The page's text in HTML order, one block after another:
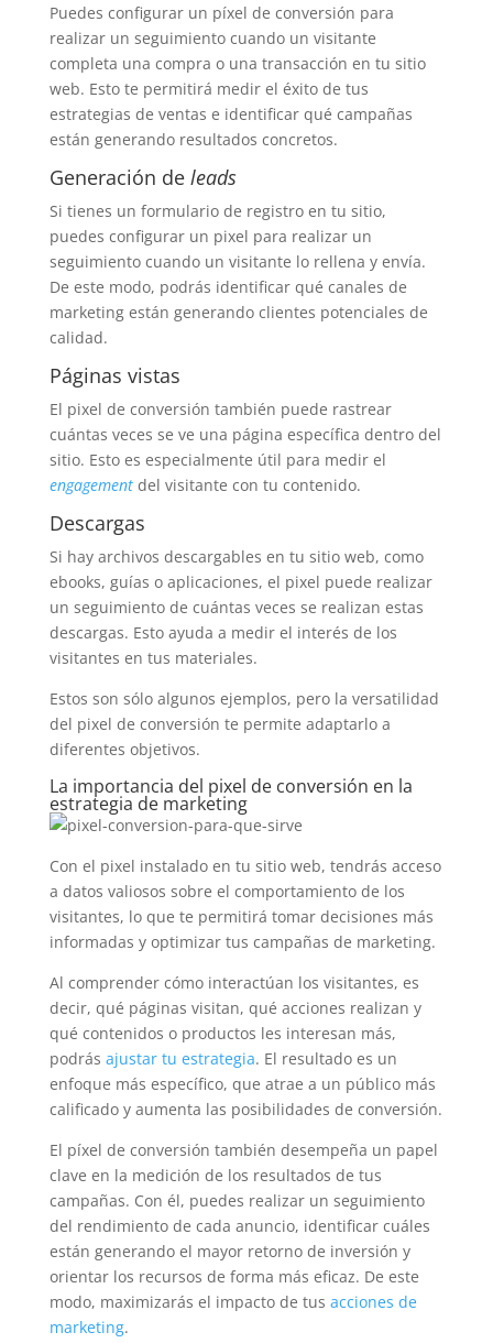
Puedes configurar un píxel de conversión para
realizar un seguimiento cuando un visitante
completa una compra o una transacción en tu sitio
web. Esto te permitirá medir el éxito de tus
estrategias de ventas e identificar qué campañas
están generando resultados concretos.
Generación de leads
Si tienes un formulario de registro en tu sitio,
puedes configurar un pixel para realizar un
seguimiento cuando un visitante lo rellena y envía.
De este modo, podrás identificar qué canales de
marketing están generando clientes potenciales de
calidad.
Páginas vistas
El pixel de conversión también puede rastrear
cuántas veces se ve una página específica dentro del
sitio. Esto es especialmente útil para medir el
engagementdel visitante con tu contenido.
Descargas
Si hay archivos descargables en tu sitio web, como
ebooks, guías o aplicaciones, el pixel puede realizar
un seguimiento de cuántas veces se realizan estas
descargas. Esto ayuda a medir el interés de los
visitantes en tus materiales.
Estos son sólo algunos ejemplos, pero la versatilidad
del pixel de conversión te permite adaptarlo a
diferentes objetivos.
La importancia del pixel de conversión en la
estrategia de marketing
Con el pixel instalado en tu sitio web, tendrás acceso
a datos valiosos sobre el comportamiento de los
visitantes, lo que te permitirá tomar decisiones más
informadas y optimizar tus campañas de marketing.
Al comprender cómo interactúan los visitantes, es
decir, qué páginas visitan, qué acciones realizan y
qué contenidos o productos les interesan más,
podrás ajustar tu estrategia. El resultado es un
enfoque más específico, que atrae a un público más
calificado y aumenta las posibilidades de conversión.
El píxel de conversión también desempeña un papel
clave en la medición de los resultados de tus
campañas. Con él, puedes realizar un seguimiento
del rendimiento de cada anuncio, identificar cuáles
están generando el mayor retorno de inversión y
orientar los recursos de forma más eficaz. De este
modo, maximizarás el impacto de tus acciones de
marketing.